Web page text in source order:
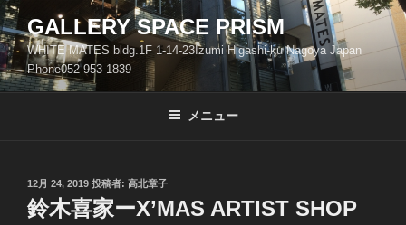
コ
ン
テ
ン
ツ
GALLERY SPACE PRISM
WHITE MATES bldg.1F 1-14-23Izumi Higashi-ku Nagoya Japan
Phone052-953-1839
メニュー
投
稿
日:
12月 24, 2019 投稿者: 高北章子
鈴木喜家ーX’MAS ARTIST SHOP